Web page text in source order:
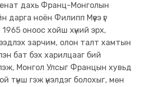
дахь Франц-Монголын
дарга ноён Филипп Мүеэ үг
оноос хойш хүний эрх,
зарчим, олон талт хамтын
бат бэх харилцааг бий
Монгол Улсыг Францын хувьд
түнш гэж үнэлдэг болохыг, мөн